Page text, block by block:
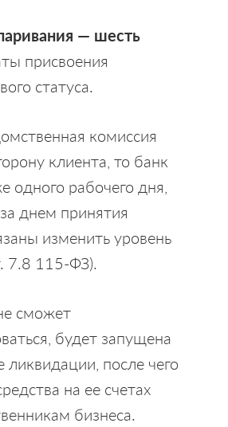
— шесть
присвоения
статуса.
комиссия
клиента, то банк
одного рабочего дня,
днем принятия
изменить уровень
7.8 115-ФЗ).
сможет
будет запущена
ликвидации, после чего
на ее счетах
бизнеса.